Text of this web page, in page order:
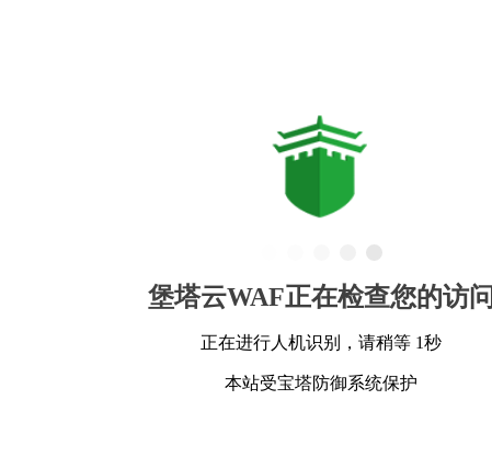
堡塔云WAF正在检查您的访问
正在进行人机识别，请稍等 1秒
本站受宝塔防御系统保护